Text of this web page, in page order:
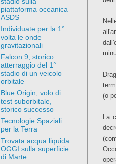
(o
La
piattaforma oceanica
ASDS
Individuate per la 1°
volta le onde
gravitazionali
Falcon 9, storico
atterraggio del 1°
stadio di un veicolo
orbitale
Blue Origin, volo di
test suborbitale,
storico successo
Tecnologie Spaziali
per la Terra
Trovata acqua liquida
OGGI sulla superficie
di Marte